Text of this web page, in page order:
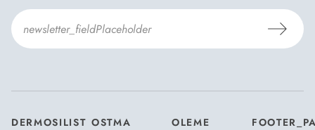
DERMOSILIST OSTMA
OLEME